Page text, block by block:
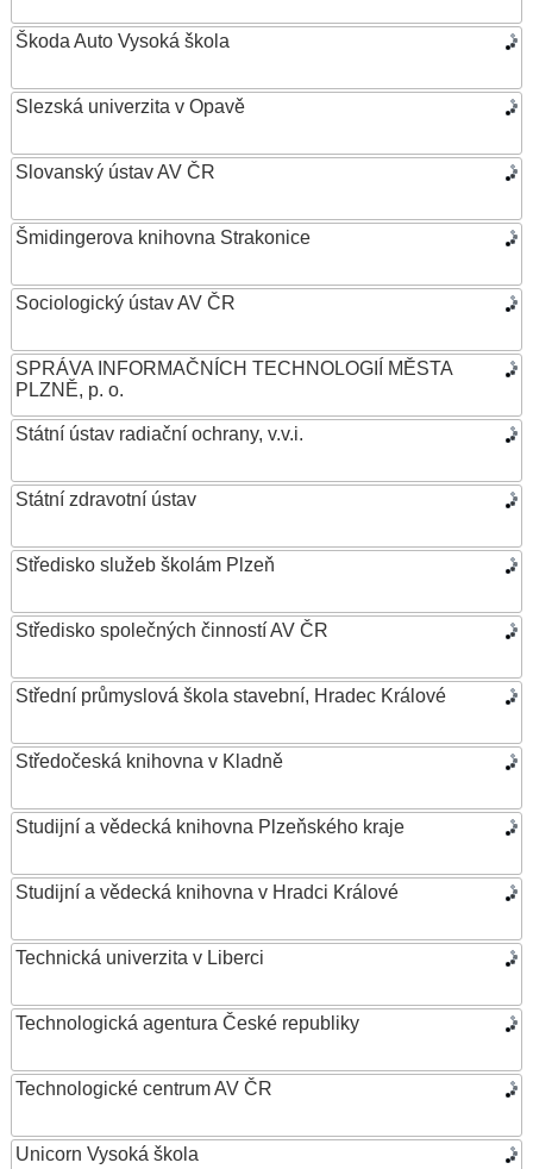
Škoda Auto Vysoká škola
Slezská univerzita v Opavě
Slovanský ústav AV ČR
Šmidingerova knihovna Strakonice
Sociologický ústav AV ČR
SPRÁVA INFORMAČNÍCH TECHNOLOGIÍ MĚSTA
PLZNĚ, p. o.
Státní ústav radiační ochrany, v.v.i.
Státní zdravotní ústav
Středisko služeb školám Plzeň
Středisko společných činností AV ČR
Střední průmyslová škola stavební, Hradec Králové
Středočeská knihovna v Kladně
Studijní a vědecká knihovna Plzeňského kraje
Studijní a vědecká knihovna v Hradci Králové
Technická univerzita v Liberci
Technologická agentura České republiky
Technologické centrum AV ČR
Unicorn Vysoká škola